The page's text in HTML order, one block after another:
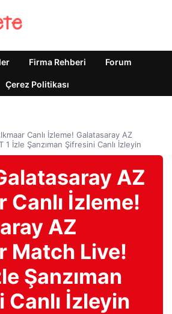
Firma Rehberi Forum
Çerez Politikası
Canlı İzleme! Galatasaray AZ
1 İzle Şanzıman Şifresini Canlı İzleyin
AZ
Canlı İzleme!
AZ
Match Live!
Şanzıman
Canlı İzleyin